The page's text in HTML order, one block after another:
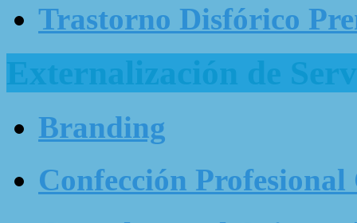
Trastorno Disfórico
Externalización de
Branding
Confección Profesional